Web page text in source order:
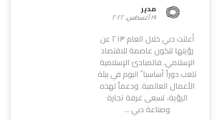
مدیر
١٩ أغسطس، ٢٠٢٢
أعلنت دبي خلال العام ٢٠١٣ عن
رؤيتها لتكون عاصمة للاقتصاد
الإسلامي. فالمبادئ الإسلامية
تلعب دوراً أساسيا ً اليوم في بيئة
الأعمال العالمية. ودعماً لهذه
الرؤية، تسعى غرفة تجارة
وصناعة دبي ...